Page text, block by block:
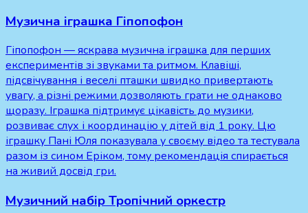
Музична іграшка Гіпопофон
Гіпопофон — яскрава музична іграшка для перших
експериментів зі звуками та ритмом. Клавіші,
підсвічування і веселі пташки швидко привертають
увагу, а різні режими дозволяють грати не однаково
щоразу. Іграшка підтримує цікавість до музики,
розвиває слух і координацію у дітей від 1 року. Цю
іграшку Пані Юля показувала у своєму відео та тестувала
разом із сином Еріком, тому рекомендація спирається
на живий досвід гри.
Музичний набір Тропічний оркестр